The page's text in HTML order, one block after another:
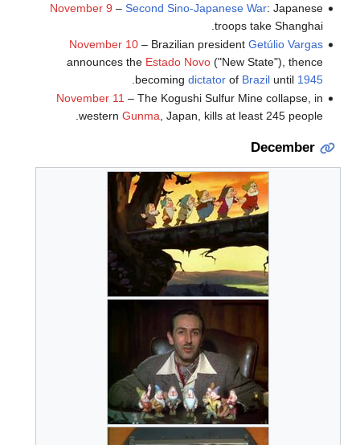
November 9 – Second Sino-Japanese War: Japanese
troops take Shanghai.
November 10– Brazilian president Getúlio Vargas
announces the Estado Novo("New State"), thence
becoming dictatorof Braziluntil 1945
November 11 – The Kogushi Sulfur Mine collapse, in
western Gunma, Japan, kills at least 245 people.
December